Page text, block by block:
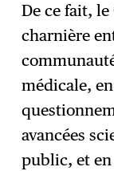
De ce fait,
charnière
médicale,
avancées
public, et en